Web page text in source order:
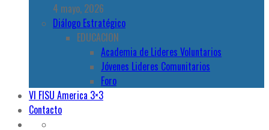
4 mayo, 2026
Diálogo Estratégico
EDUCACION
Academia de Lideres Voluntarios
Jóvenes Lideres Comunitarios
Foro
VI FISU America 3×3
Contacto